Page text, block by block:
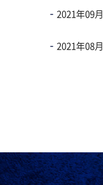
2021年09月
2021年08月